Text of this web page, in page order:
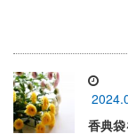
香典